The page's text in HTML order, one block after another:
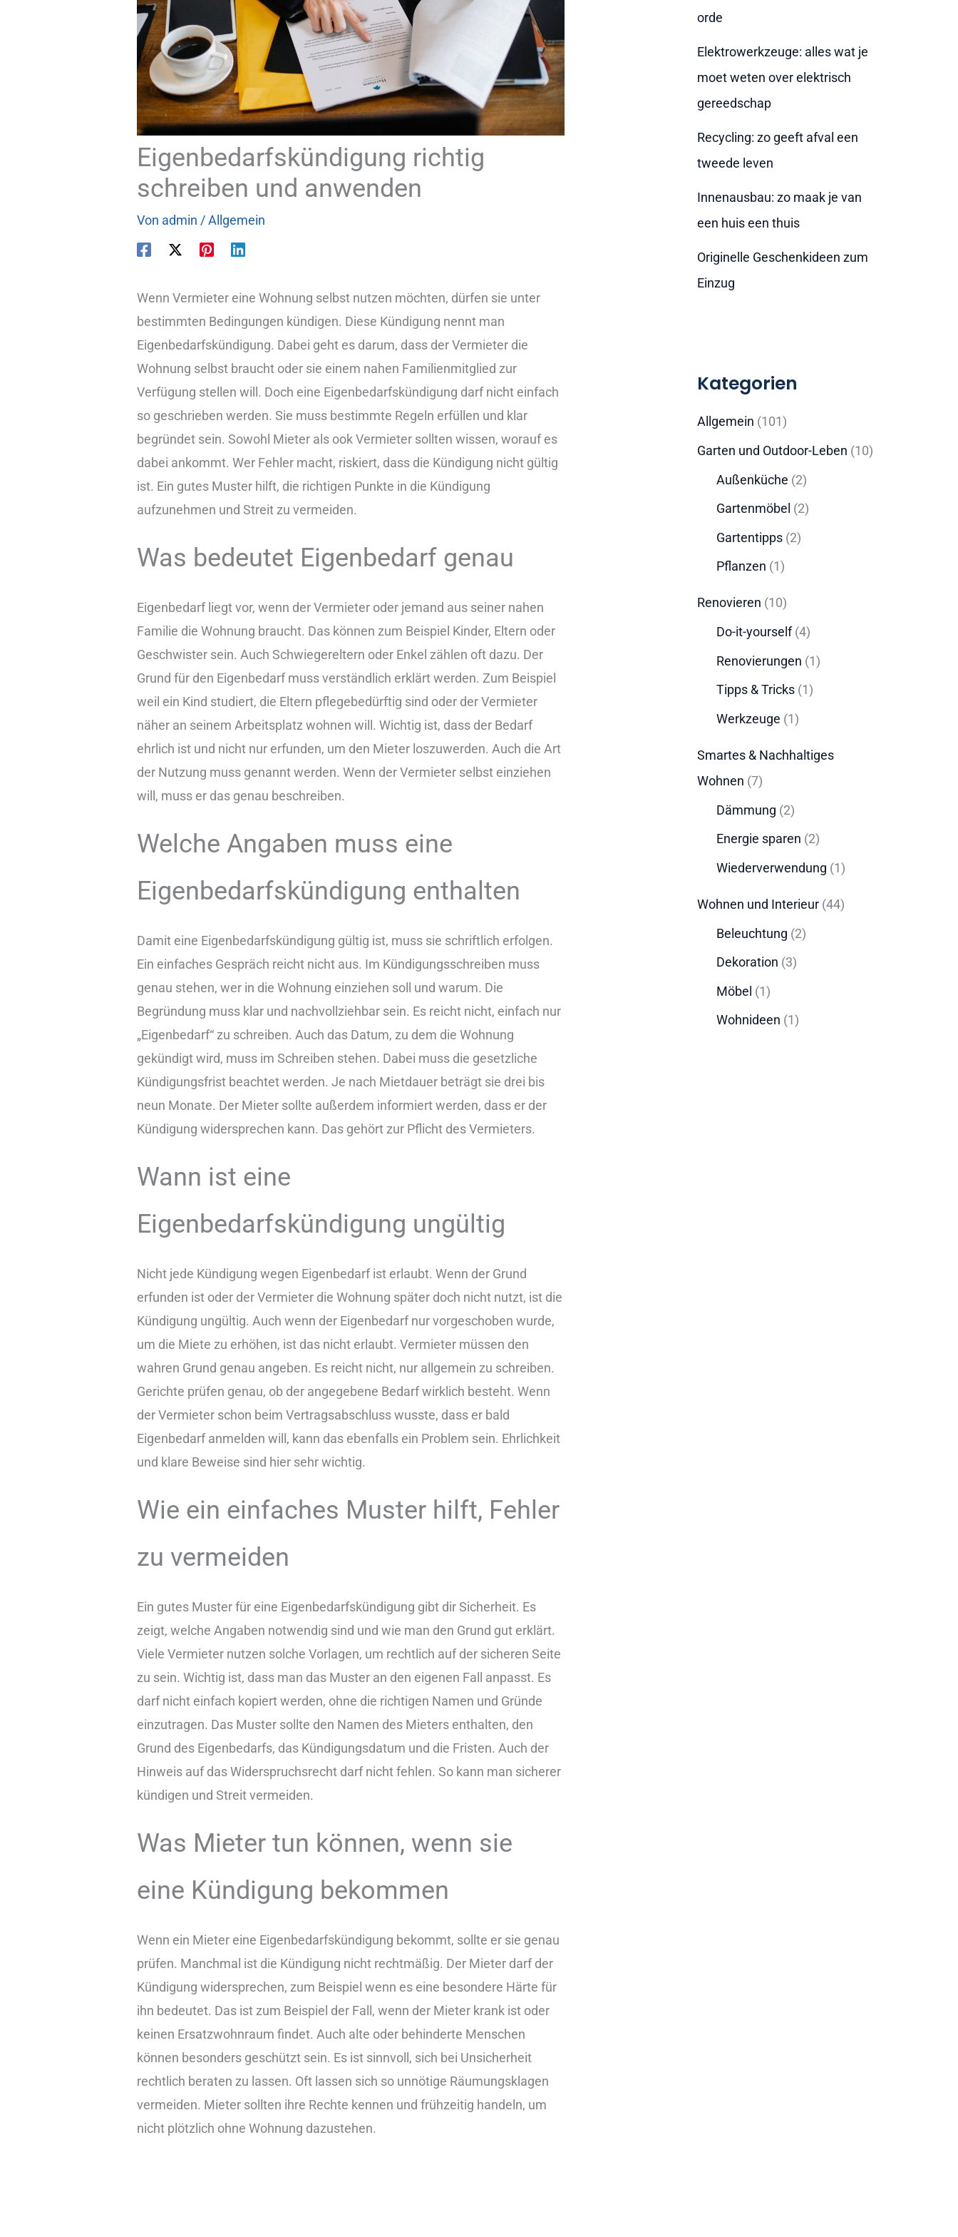
Eigenbedarfskündigung richtig
schreiben und anwenden
Von admin /Allgemein
Wenn Vermieter eine Wohnung selbst nutzen möchten, dürfen sie unter
bestimmten Bedingungen kündigen. Diese Kündigung nennt man
Eigenbedarfskündigung. Dabei geht es darum, dass der Vermieter die
Wohnung selbst braucht oder sie einem nahen Familienmitglied zur
Verfügung stellen will. Doch eine Eigenbedarfskündigung darf nicht einfach
so geschrieben werden. Sie muss bestimmte Regeln erfüllen und klar
begründet sein. Sowohl Mieter als ook Vermieter sollten wissen, worauf es
dabei ankommt. Wer Fehler macht, riskiert, dass die Kündigung nicht gültig
ist. Ein gutes Muster hilft, die richtigen Punkte in die Kündigung
aufzunehmen und Streit zu vermeiden.
Was bedeutet Eigenbedarf genau
Eigenbedarf liegt vor, wenn der Vermieter oder jemand aus seiner nahen
Familie die Wohnung braucht. Das können zum Beispiel Kinder, Eltern oder
Geschwister sein. Auch Schwiegereltern oder Enkel zählen oft dazu. Der
Grund für den Eigenbedarf muss verständlich erklärt werden. Zum Beispiel
weil ein Kind studiert, die Eltern pflegebedürftig sind oder der Vermieter
näher an seinem Arbeitsplatz wohnen will. Wichtig ist, dass der Bedarf
ehrlich ist und nicht nur erfunden, um den Mieter loszuwerden. Auch die Art
der Nutzung muss genannt werden. Wenn der Vermieter selbst einziehen
will, muss er das genau beschreiben.
Welche Angaben muss eine
Eigenbedarfskündigung enthalten
Damit eine Eigenbedarfskündigung gültig ist, muss sie schriftlich erfolgen.
Ein einfaches Gespräch reicht nicht aus. Im Kündigungsschreiben muss
genau stehen, wer in die Wohnung einziehen soll und warum. Die
Begründung muss klar und nachvollziehbar sein. Es reicht nicht, einfach nur
„Eigenbedarf“ zu schreiben. Auch das Datum, zu dem die Wohnung
gekündigt wird, muss im Schreiben stehen. Dabei muss die gesetzliche
Kündigungsfrist beachtet werden. Je nach Mietdauer beträgt sie drei bis
neun Monate. Der Mieter sollte außerdem informiert werden, dass er der
Kündigung widersprechen kann. Das gehört zur Pflicht des Vermieters.
Wann ist eine
Eigenbedarfskündigung ungültig
Nicht jede Kündigung wegen Eigenbedarf ist erlaubt. Wenn der Grund
erfunden ist oder der Vermieter die Wohnung später doch nicht nutzt, ist die
Kündigung ungültig. Auch wenn der Eigenbedarf nur vorgeschoben wurde,
um die Miete zu erhöhen, ist das nicht erlaubt. Vermieter müssen den
wahren Grund genau angeben. Es reicht nicht, nur allgemein zu schreiben.
Gerichte prüfen genau, ob der angegebene Bedarf wirklich besteht. Wenn
der Vermieter schon beim Vertragsabschluss wusste, dass er bald
Eigenbedarf anmelden will, kann das ebenfalls ein Problem sein. Ehrlichkeit
und klare Beweise sind hier sehr wichtig.
Wie ein einfaches Muster hilft, Fehler
zu vermeiden
Ein gutes Muster für eine Eigenbedarfskündigung gibt dir Sicherheit. Es
zeigt, welche Angaben notwendig sind und wie man den Grund gut erklärt.
Viele Vermieter nutzen solche Vorlagen, um rechtlich auf der sicheren Seite
zu sein. Wichtig ist, dass man das Muster an den eigenen Fall anpasst. Es
darf nicht einfach kopiert werden, ohne die richtigen Namen und Gründe
einzutragen. Das Muster sollte den Namen des Mieters enthalten, den
Grund des Eigenbedarfs, das Kündigungsdatum und die Fristen. Auch der
Hinweis auf das Widerspruchsrecht darf nicht fehlen. So kann man sicherer
kündigen und Streit vermeiden.
Was Mieter tun können, wenn sie
eine Kündigung bekommen
Wenn ein Mieter eine Eigenbedarfskündigung bekommt, sollte er sie genau
prüfen. Manchmal ist die Kündigung nicht rechtmäßig. Der Mieter darf der
Kündigung widersprechen, zum Beispiel wenn es eine besondere Härte für
ihn bedeutet. Das ist zum Beispiel der Fall, wenn der Mieter krank ist oder
keinen Ersatzwohnraum findet. Auch alte oder behinderte Menschen
können besonders geschützt sein. Es ist sinnvoll, sich bei Unsicherheit
rechtlich beraten zu lassen. Oft lassen sich so unnötige Räumungsklagen
vermeiden. Mieter sollten ihre Rechte kennen und frühzeitig handeln, um
nicht plötzlich ohne Wohnung dazustehen.
h
:
orde
Elektrowerkzeuge: alles wat je
moet weten over elektrisch
gereedschap
Recycling: zo geeft afval een
tweede leven
Innenausbau: zo maak je van
een huis een thuis
Originelle Geschenkideen zum
Einzug
Kategorien
Allgemein (101)
Garten und Outdoor-Leben (10)
Außenküche (2)
Gartenmöbel (2)
Gartentipps (2)
Pflanzen (1)
Renovieren (10)
Do-it-yourself(4)
Renovierungen (1)
Tipps & Tricks (1)
Werkzeuge (1)
Smartes & Nachhaltiges
Wohnen (7)
Dämmung (2)
Energie sparen (2)
Wiederverwendung (1)
Wohnen und Interieur (44)
Beleuchtung (2)
Dekoration (3)
Möbel (1)
Wohnideen (1)